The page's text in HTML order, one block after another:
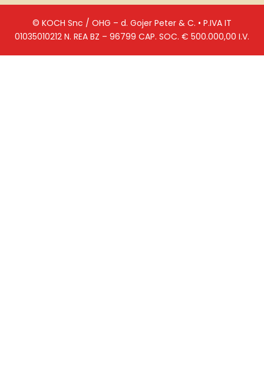
© KOCH Snc / OHG – d. Gojer Peter & C. • P.IVA IT
01035010212 N. REA BZ – 96799 CAP. SOC. € 500.000,00 I.V.